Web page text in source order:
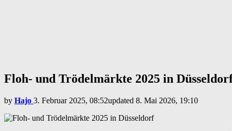
Floh- und Trödelmärkte 2025 in
by Hajo 3. Februar 2025, 08:52updated 8. Mai 2026, 19:10